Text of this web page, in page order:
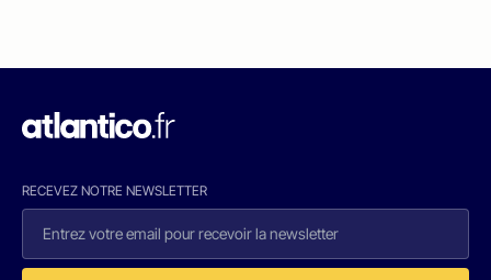
RECEVEZ NOTRE NEWSLETTER